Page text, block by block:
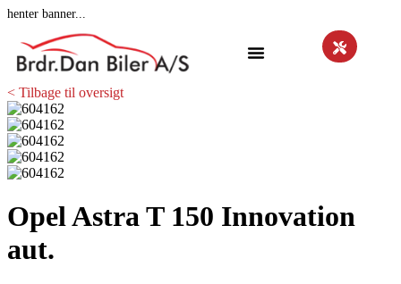
henter banner...
< Tilbage til oversigt
Opel Astra T 150 Innovation
aut.